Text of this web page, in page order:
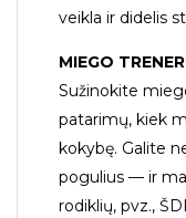
veikla ir didelis
MIEGO
Sužinokite
patarimų, kiek
kokybę. Galite
pogulius — ir
rodiklių, pvz.,